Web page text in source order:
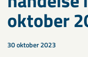
oktober
30 oktober 2023